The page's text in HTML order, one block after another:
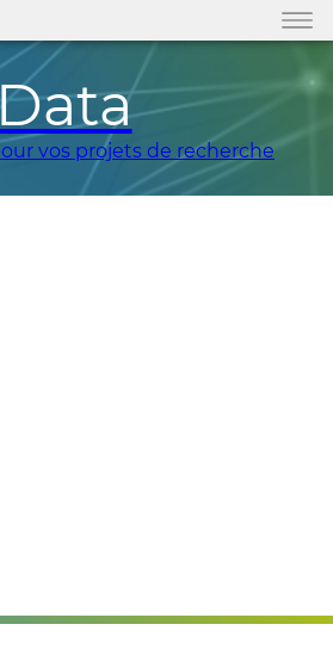
vos projets de recherche